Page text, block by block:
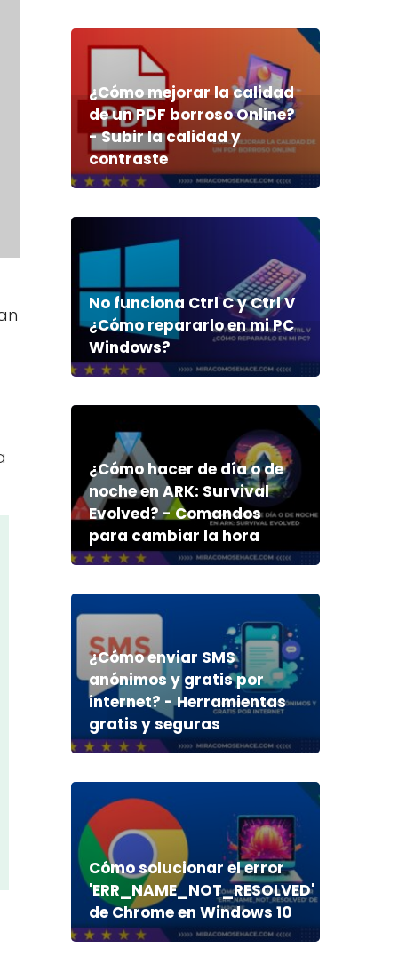
¿Cómo mejorar la calidad
de un PDF borroso Online?
- Subir la calidad y
contraste
No funciona Ctrl C y Ctrl V
¿Cómo repararlo en mi PC
Windows?
¿Cómo hacer de día o de
noche en ARK: Survival
Evolved? - Comandos
para cambiar la hora
¿Cómo enviar SMS
anónimos y gratis por
internet? - Herramientas
gratis y seguras
Cómo solucionar el error
'ERR_NAME_NOT_RESOLVED'
de Chrome en Windows 10